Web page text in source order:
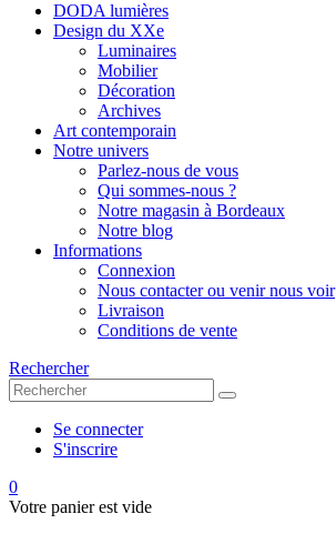
DODA lumières
Design du XXe
Luminaires
Mobilier
Décoration
Archives
Art contemporain
Notre univers
Parlez-nous de vous
Qui sommes-nous ?
Notre magasin à Bordeaux
Notre blog
Informations
Connexion
Nous contacter ou venir nous voir
Livraison
Conditions de vente
Rechercher
Se connecter
S'inscrire
0
Votre panier est vide